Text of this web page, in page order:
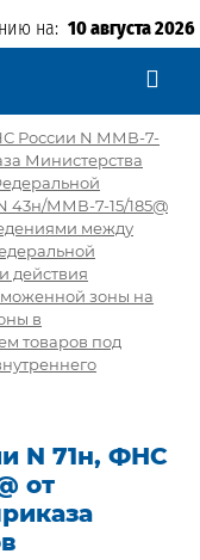
на: 10 августа 2026
России N ММВ-7-
Министерства
43н/ММВ-7-15/185@
между
действия
зоны на
в
товаров под
N 71н, ФНС
от